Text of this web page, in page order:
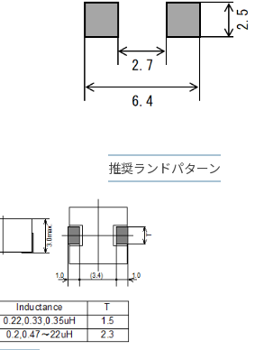
推奨ランドパターン